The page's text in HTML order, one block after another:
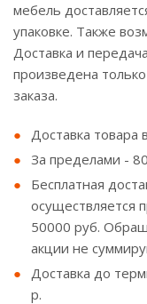
мебель
упаковке. Также
Доставка и
произведена
заказа.
Доставка товара
За пределами -
Бесплатная
осуществляется
50000 руб.
акции не
Доставка до
р.